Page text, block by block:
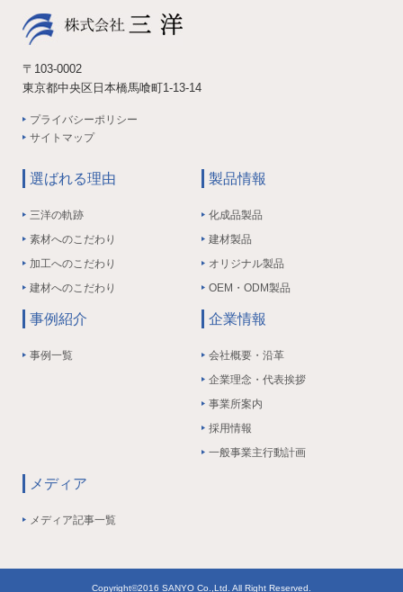
〒103-0002
東京都中央区日本橋馬喰町1-13-14
プライバシーポリシー
サイトマップ
選ばれる理由
三洋の軌跡
素材へのこだわり
加工へのこだわり
建材へのこだわり
製品情報
化成品製品
建材製品
オリジナル製品
OEM・ODM製品
事例紹介
事例一覧
企業情報
会社概要・沿革
企業理念・代表挨拶
事業所案内
採用情報
一般事業主行動計画
メディア
メディア記事一覧
Copyright©2016 SANYO Co.,Ltd. All Right Reserved.